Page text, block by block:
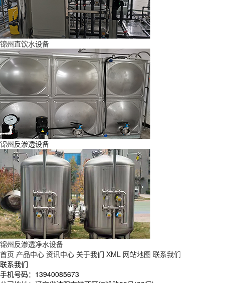
锦州直饮水设备
锦州反渗透设备
锦州反渗透净水设备
首页 产品中心 资讯中心 关于我们 XML 网站地图 联系我们
联系我们
手机号码：13940085673